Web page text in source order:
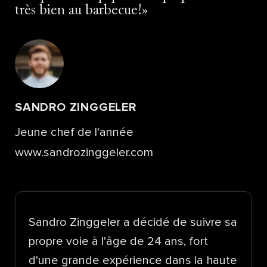
très bien au barbecue!
SANDRO ZINGGELER
Jeune chef de l'année
www.sandrozinggeler.com
Sandro Zinggeler a décidé de suivre sa
propre voie à l'âge de 24 ans, fort
d'une grande expérience dans la haute